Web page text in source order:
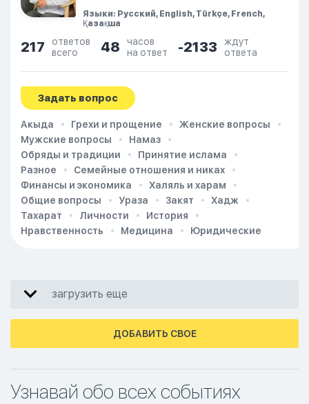
Языки: Русский, English, Türkçe, French,
Қазақша
217
ответов
всего
48
часов
на ответ
-2133
ждут
ответа
Задать вопрос
Акыда Грехи и прощение
Женские вопросы
Мужские вопросы
Намаз
Обряды и традиции
Принятие ислама
Разное
Семейные отношения и никах
Финансы и экономика
Халяль и харам
Общие вопросы
Ураза Закят
Хадж
Тахарат
Личности
История
Нравственность
Медицина Юридические
загрузить еще
ДОБАВИТЬ СВОЕ
Узнавай обо всех событиях